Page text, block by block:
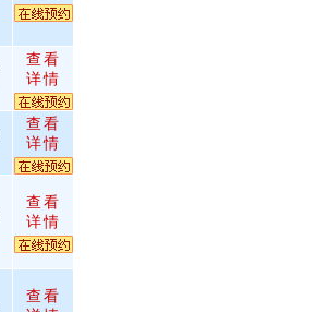
查看
详情
查看
详情
查看
详情
查看